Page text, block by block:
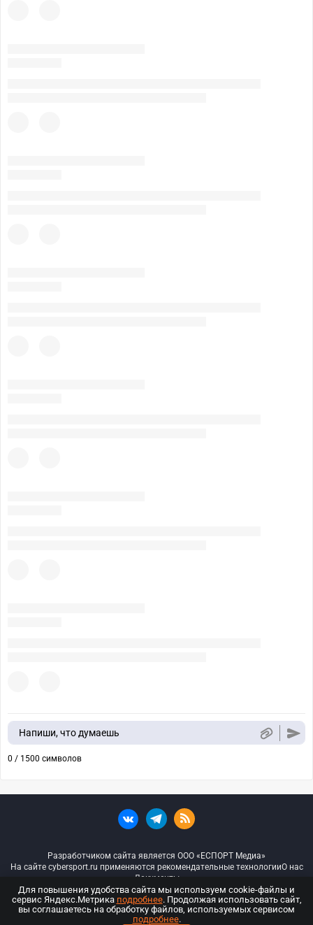
Напиши, что думаешь
0 / 1500 символов
Разработчиком сайта является ООО «ЕСПОРТ Медиа»
На сайте cybersport.ru применяются рекомендательные технологииО нас
Документы
© ООО «Киберспорт.ру» — Все права защищены
Для повышения удобства сайта мы используем cookie-файлы и
сервис Яндекс.Метрика подробнее. Продолжая использовать сайт,
вы соглашаетесь на обработку файлов, используемых сервисом
подробнее.